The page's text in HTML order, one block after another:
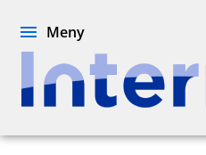
Meny